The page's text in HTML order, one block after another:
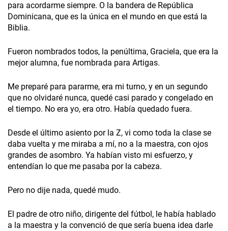
para acordarme siempre. O la bandera de República
Dominicana, que es la única en el mundo en que está la
Biblia.
Fueron nombrados todos, la penúltima, Graciela, que era la
mejor alumna, fue nombrada para Artigas.
Me preparé para pararme, era mi turno, y en un segundo
que no olvidaré nunca, quedé casi parado y congelado en
el tiempo. No era yo, era otro. Había quedado fuera.
Desde el último asiento por la Z, vi como toda la clase se
daba vuelta y me miraba a mí, no a la maestra, con ojos
grandes de asombro. Ya habían visto mi esfuerzo, y
entendían lo que me pasaba por la cabeza.
Pero no dije nada, quedé mudo.
El padre de otro niño, dirigente del fútbol, le había hablado
a la maestra y la convenció de que sería buena idea darle